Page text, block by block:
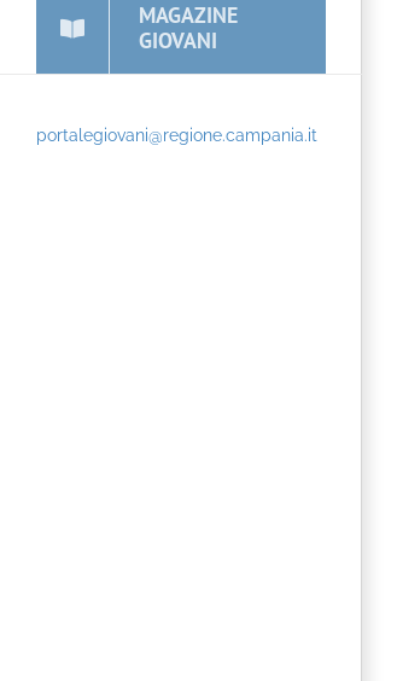
MAGAZINE
GIOVANI
portalegiovani@regione.campania.it